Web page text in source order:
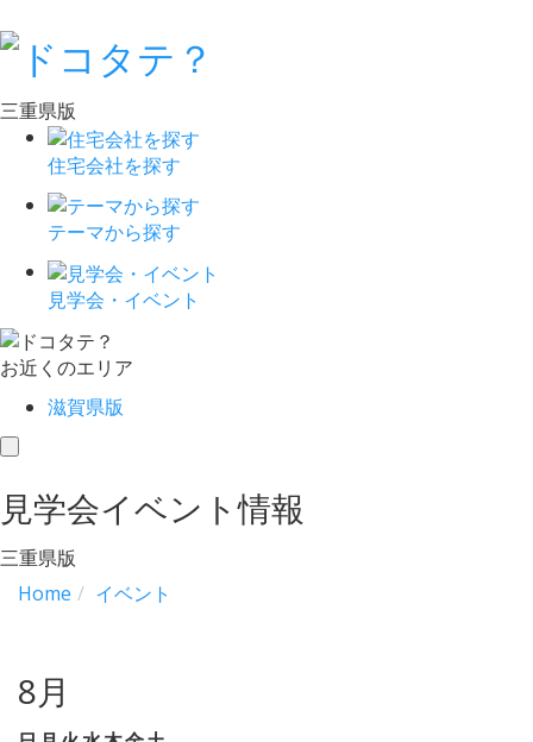
三重県版
住宅会社を探す
テーマから探す
見学会・イベント
お近くのエリア
滋賀県版
toggle
見学会イベント情報
三重県版
Home
イベント
8月